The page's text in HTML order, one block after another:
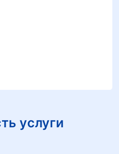
услуги